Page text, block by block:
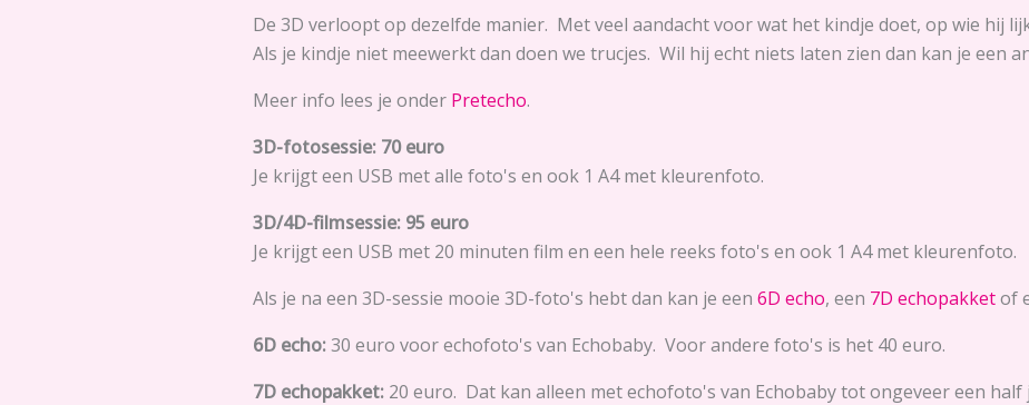
De 3D verloopt op dezelfde manier. Met veel aandacht voor wat het kindje doet, op wie hij
Als je kindje niet meewerkt dan doen we trucjes. Wil hij echt niets laten zien dan kan je een
Meer info lees je onder Pretecho.
3D-fotosessie: 70 euro
Je krijgt een USB met alle foto's en ook 1 A4 met kleurenfoto.
3D/4D-filmsessie: 95 euro
Je krijgt een USB met 20 minuten film en een hele reeks foto's en ook 1 A4 met kleurenfoto.
Als je na een 3D-sessie mooie 3D-foto's hebt dan kan je een 6D echo, een 7D echopakketof
6D echo:30 euro voor echofoto's van Echobaby. Voor andere foto's is het 40 euro.
7D echopakket: 20 euro. Dat kan alleen met echofoto's van Echobaby tot ongeveer een half